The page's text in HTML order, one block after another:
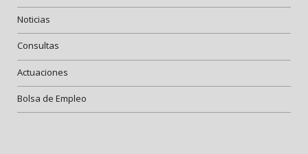
Noticias
Consultas
Actuaciones
Bolsa de Empleo